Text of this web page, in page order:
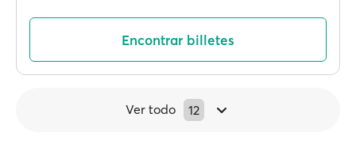
Encontrar billetes
Ver todo 12